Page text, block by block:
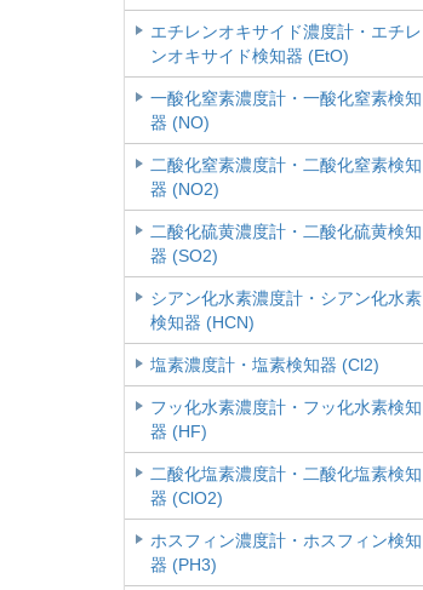
エチレンオキサイド濃度計・エチレ
ンオキサイド検知器 (EtO)
一酸化窒素濃度計・一酸化窒素検知
器 (NO)
二酸化窒素濃度計・二酸化窒素検知
器 (NO2)
二酸化硫黄濃度計・二酸化硫黄検知
器 (SO2)
シアン化水素濃度計・シアン化水素
検知器 (HCN)
塩素濃度計・塩素検知器 (Cl2)
フッ化水素濃度計・フッ化水素検知
器 (HF)
二酸化塩素濃度計・二酸化塩素検知
器 (ClO2)
ホスフィン濃度計・ホスフィン検知
器 (PH3)